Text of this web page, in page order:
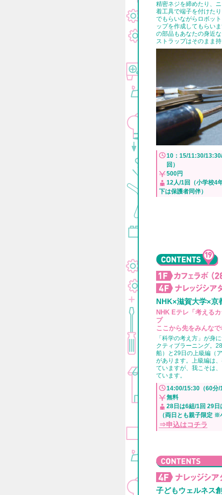
精密ネジを締めたり、
着工具で端子を付けた
でもらいながらロボッ
ップを作成してもらい
の部品もあなたの身近
ストラップはそのまま
10：15/11:30/
回）
500円
12人/1回（小学校4
下は保護者同伴）
NHK×滋賀大学×京
NHK Eテレ「考える
プ
ここから先をみんな
「科学の考え方」が身
クティブラーニング。
船）と29日の上級編（
があります。上級編は
ていますが、我こそは
ています。
14:00/15:30（60分/
無料
28日は6組/1回 29日
（両日とも親子限定
⇒申込はコチラ
子どもウェルネス